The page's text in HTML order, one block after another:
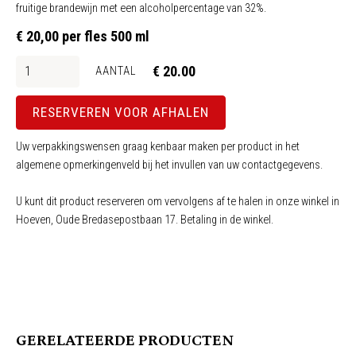
fruitige brandewijn met een alcoholpercentage van 32%.
€ 20,00 per fles 500 ml
AANTAL € 20.00
RESERVEREN VOOR AFHALEN
Uw verpakkingswensen graag kenbaar maken per product in het
algemene opmerkingenveld bij het invullen van uw contactgegevens.
U kunt dit product reserveren om vervolgens af te halen in onze winkel in
Hoeven, Oude Bredasepostbaan 17. Betaling in de winkel.
GERELATEERDE PRODUCTEN